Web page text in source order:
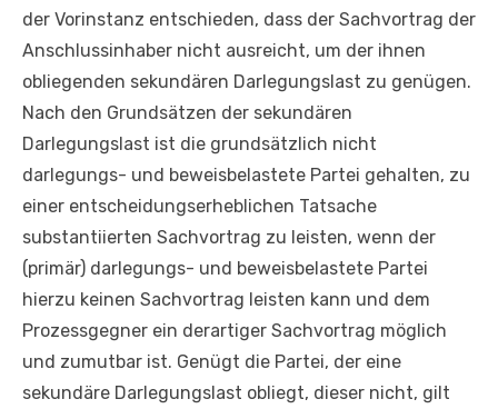
der Vorinstanz entschieden, dass der Sachvortrag der
Anschlussinhaber nicht ausreicht, um der ihnen
obliegenden sekundären Darlegungslast zu genügen.
Nach den Grundsätzen der sekundären
Darlegungslast ist die grundsätzlich nicht
darlegungs- und beweisbelastete Partei gehalten, zu
einer entscheidungserheblichen Tatsache
substantiierten Sachvortrag zu leisten, wenn der
(primär) darlegungs- und beweisbelastete Partei
hierzu keinen Sachvortrag leisten kann und dem
Prozessgegner ein derartiger Sachvortrag möglich
und zumutbar ist. Genügt die Partei, der eine
sekundäre Darlegungslast obliegt, dieser nicht, gilt